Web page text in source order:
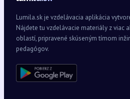
Lumila.sk je vzdelávacia aplikácia
Nájdete tu vzdelávacie materiály z viac
oblastí, pripravené skúseným tímom
pedagógov.